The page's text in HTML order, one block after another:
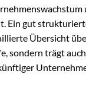
Ein gut
Übersicht
sondern trägt